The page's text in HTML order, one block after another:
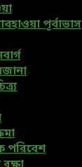
পূর্বাভাস
পরিবেশ